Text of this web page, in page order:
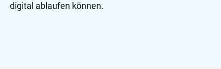
digital ablaufen können.